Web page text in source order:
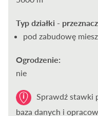
Typ działki -
pod zabudowę
Ogrodzenie:
nie
Sprawdź stawki
baza danych i